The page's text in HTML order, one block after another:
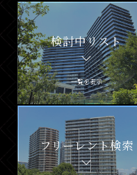
検討中リスト
一覧を表示
フリーレント検索